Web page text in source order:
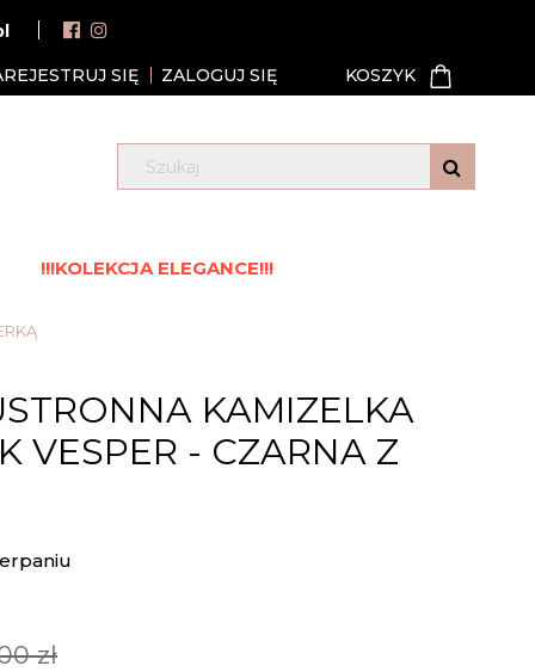
SIĘ ZALOGUJ SIĘ
!!!KOLEKCJA ELEGANCE!!!
KAMIZELKA
VESPER - CZARNA Z
zł